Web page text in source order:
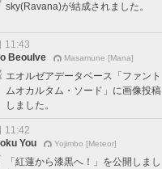
sky(Ravana)が結成されました。
11:43
Beoulve
Masamune [Mana]
エオルゼアデータベース「ファント
ムオカルタム・ソード」に画像投稿
しました。
11:42
You
Yojimbo [Meteor]
「紅蓮から漆黒へ！」を公開しまし